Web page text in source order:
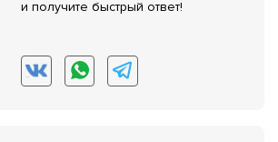
и получите быстрый ответ!